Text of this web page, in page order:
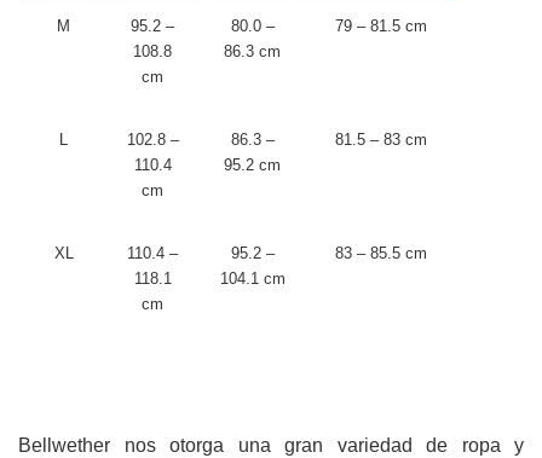
M
95.2 –
108.8
cm
80.0 –
86.3 cm
79 – 81.5 cm
L
102.8 –
110.4
cm
86.3 –
95.2 cm
81.5 – 83 cm
XL
110.4 –
118.1
cm
95.2 –
104.1 cm
83 – 85.5 cm
Bellwether nos otorga una gran variedad de ropa y